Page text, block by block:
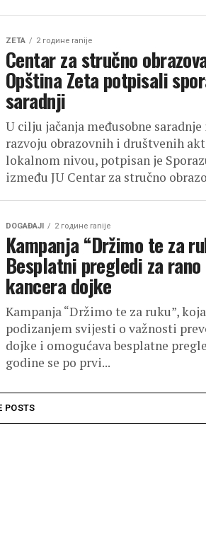
ZETA 2 године ranije
Centar za stručno
Opština Zeta potpisali
saradnji
U cilju jačanja međusobne
razvoju obrazovnih i društvenih
lokalnom nivou, potpisan je
između JU Centar za stručno
DOGAĐAJI 2 године ranije
Kampanja “Držimo te za
Besplatni pregledi za
kancera dojke
Kampanja “Držimo te za ruku”,
podizanjem svijesti o važnosti
dojke i omogućava besplatne
godine se po prvi...
POSTS